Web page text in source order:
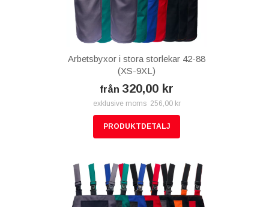
Arbetsbyxor i stora storlekar 42-88
(XS-9XL)
från 320,00 kr
exklusive moms 256,00 kr
PRODUKTDETALJ